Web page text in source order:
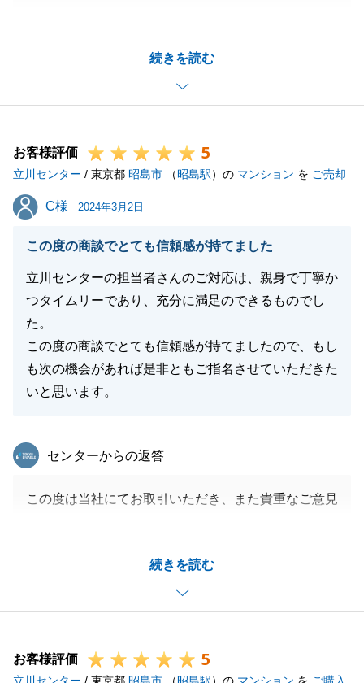
続きを読む
ご対応頂いたお陰で、スムーズに取引を進めることが
今後もお困りのことございましたら、お気軽にお申し
お客様評価 5
立川センター / 東京都 昭島市 （昭島駅）の マンション を ご売却
C様
C様 2024年3月2日
この度の商談でとても信頼感が持てました
立川センターの担当者さんのご対応は、親身で丁寧か
つタイムリーであり、充分に満足のできるものでし
た。
この度の商談でとても信頼感が持てましたので、もし
も次の機会があれば是非ともご指名させていただきた
いと思います。
続きを読む
東急リバブル
センターからの返答
この度は当社にてお取引いただき、また貴重なご意見
伝いでき、またお役にたてたこと大変光栄でございま
お忙しいところ何度もお打ち合わせにお時間をいただ
しております。
お客様評価 5